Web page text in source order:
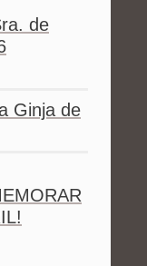
de
Ginja de